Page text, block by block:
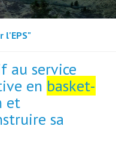
l'EPS"
au service
en basket-
et
sa